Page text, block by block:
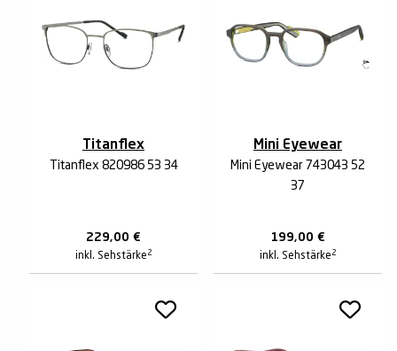
Titanflex
Titanflex 820986 53 34
229,00 €
inkl. Sehstärke 2
Mini Eyewear
Mini Eyewear 743043 52
37
199,00 €
inkl. Sehstärke 2